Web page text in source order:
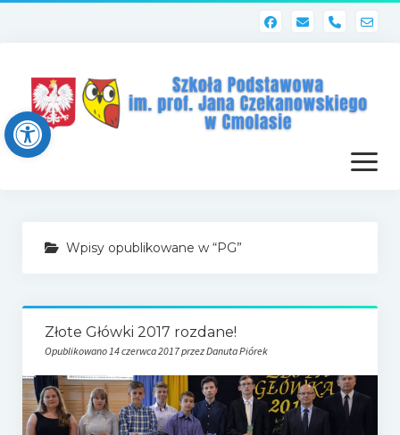
Open toolbar
phone
otwórz
menu
Dziennik elektroniczny (Librus)
Poczta szkolna
e-Rada
Wpisy opublikowane w “PG”
Złote Główki 2017 rozdane!
Opublikowano 14 czerwca 2017 przez Danuta Piórek